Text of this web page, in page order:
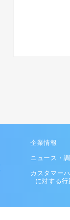
企業情報
ニュース・
カスタマー
に対する行